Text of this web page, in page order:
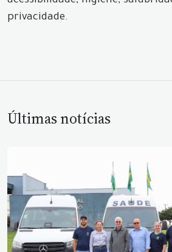
privacidade.
Últimas notícias